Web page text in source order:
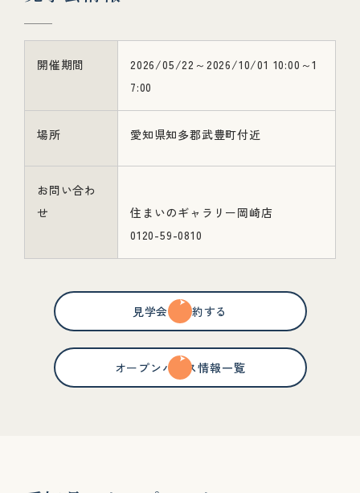
開催期間
2026/05/22～2026/10/01 10:00～1
7:00
場所 愛知県知多郡武豊町付近
お問い合わ
せ
住まいのギャラリー岡崎店
0120-59-0810
見学会を予約する
オープンハウス情報一覧